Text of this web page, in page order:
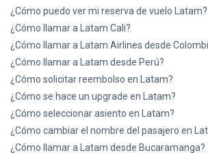
¿Cómo puedo ver mi reserva de vuelo Latam?
¿Cómo llamar a Latam Cali?
¿Cómo llamar a Latam Airlines desde
¿Cómo llamar a Latam desde Perú?
¿Cómo solicitar reembolso en Latam?
¿Cómo se hace un upgrade en Latam?
¿Cómo seleccionar asiento en Latam?
¿Cómo cambiar el nombre del pasajero en
¿Cómo llamar a Latam desde Bucaramanga?